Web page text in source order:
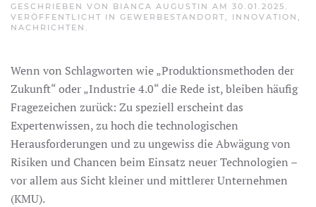
GESCHRIEBEN VON BIANCA AUGUSTIN AM 30.01.2025
VERÖFFENTLICHT IN GEWERBESTANDORT INNOVATION
NACHRICHTEN
Wenn von Schlagworten wie „Produktionsmethoden der
Zukunft“ oder „Industrie 4.0“ die Rede ist, bleiben häufig
Fragezeichen zurück: Zu speziell erscheint das
Expertenwissen, zu hoch die technologischen
Herausforderungen und zu ungewiss die Abwägung von
Risiken und Chancen beim Einsatz neuer Technologien –
vor allem aus Sicht kleiner und mittlerer Unternehmen
(KMU).